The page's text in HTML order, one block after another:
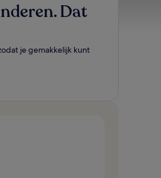
Dat
je gemakkelijk kunt